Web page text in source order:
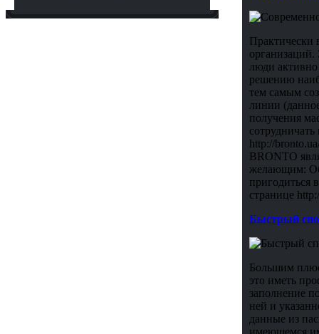
Практически
люди
решению
тем самым
линии
получения
http://
BRONTO
желающим:
пригодиться
странице
Быстрый
Большим
это иметь
заполнение
ней и
данные из